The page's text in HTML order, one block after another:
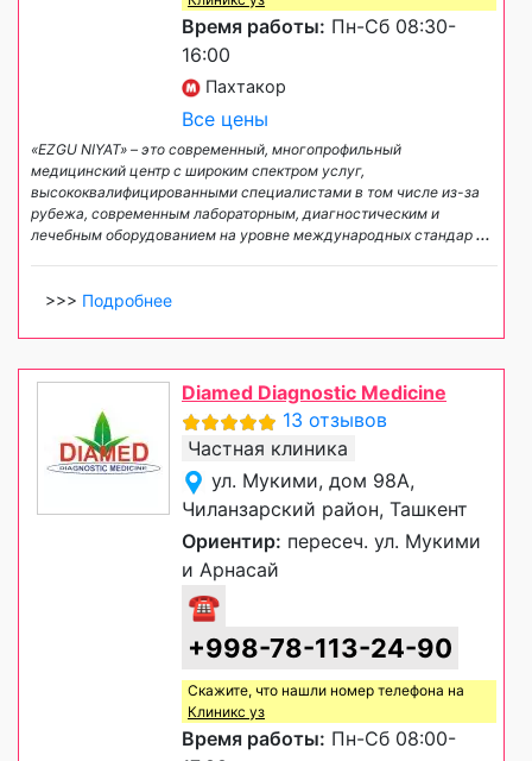
Время работы: Пн-Сб 08:30-
16:00
Пахтакор
Все цены
«EZGU NIYAT» – это современный, многопрофильный
медицинский центр с широким спектром услуг,
высококвалифицированными специалистами в том числе из-за
рубежа, современным лабораторным, диагностическим и
лечебным оборудованием на уровне международных стандар ...
>>> Подробнее
Diamed Diagnostic Medicine
13 отзывов
Частная клиника
ул. Мукими, дом 98А,
Чиланзарский район, Ташкент
Ориентир: пересеч. ул. Мукими
и Арнасай
☎
+998-78-113-24-90
Скажите, что нашли номер телефона на
Клиникс уз
Время работы: Пн-Сб 08:00-